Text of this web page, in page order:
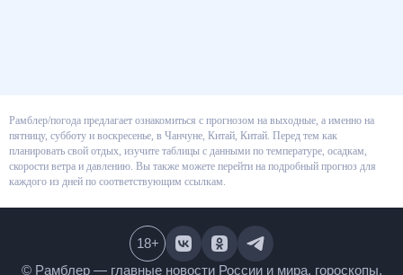
Рамблер/погода предлагает ознакомиться с прогнозом на выходные, а
именно на пятницу, субботу и воскресенье, в Чанчуне, Китай, Китай. Перед
тем как планировать свой отдых, изучите таблицы с данными по
температуре, осадкам, скорости ветра и давлению. Вы также можете
перейти на подробный прогноз для каждого из дней по соответствующим
18+